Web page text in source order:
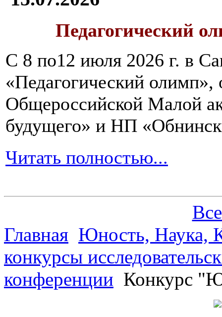
Педагогический
С 8 по12 июля 2026 г. в
«Педагогический олимп»,
Общероссийской Малой
будущего» и НП
Читать полностью...
Главная Юность, Наука,
конкурсы
конференции Конкурс